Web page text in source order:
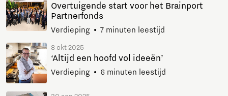
Overtuigende start voor het Brainport
Partnerfonds
Verdieping 7 minuten leestijd
8 okt 2025
‘Altijd een hoofd vol ideeën’
Verdieping 6 minuten leestijd